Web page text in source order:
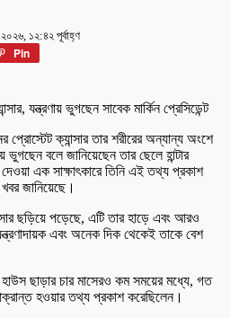
১২:৪২ পূর্বাহ্ণ
Pin
প্রোস্টেট ক্যান্সার তার শরীরের অন্যান্য অংশে
ভুগছেন বলে জানিয়েছেন তার ছেলে হান্টার
দেওয়া এক সাক্ষাৎকারে তিনি এই তথ্য প্রকাশ
জানিয়েছে।
ছড়িয়ে পড়েছে, এটি তার হাড়ে এবং আরও
এবং অনেক দিক থেকেই তাকে বেশ
হাউস ছাড়ার চার মাসেরও কম সময়ের মধ্যে, গত
হওয়ার তথ্য প্রকাশ করেছিলেন।